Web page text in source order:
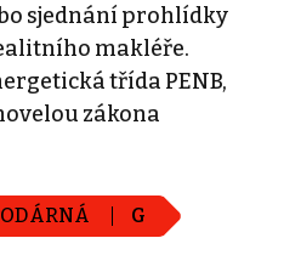
sjednání prohlídky
makléře.
třída PENB,
zákona
G